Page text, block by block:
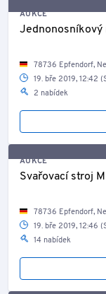
AUKCE
78736 Epfendorf,
19. bře 2019, 12:42
2 nabídek
AUKCE
Svařovací stroj
78736 Epfendorf,
19. bře 2019, 12:46
14 nabídek